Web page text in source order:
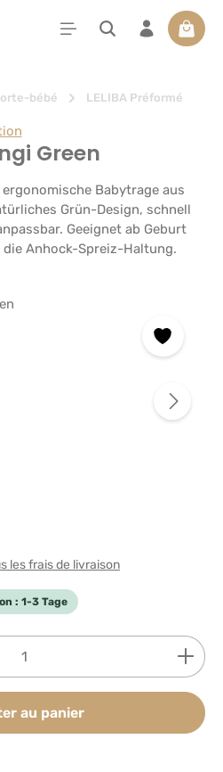
Le
bébé LELIBA Préformé
Green
ergonomische Babytrage aus
Grün-Design, schnell
Geeignet ab Geburt
Anhock-Spreiz-Haltung.
les frais de livraison
: 1-3 Tage
la quantité
au panier